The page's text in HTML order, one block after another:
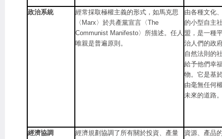
政治系統
經常採取極權主義的形式，如馬克思
〈Marx〉於共產黨宣言〈The
Communist Manifesto〉所描述。任人
唯親是普遍原則。
由各種文化
的小型自主
盟，是一種
治人們的政
自然法則的
給予他們幸
物。它是基
由毫無任何
未來的道路
經濟協調
經濟規劃協調了所有關於投資、產量
資源、產品